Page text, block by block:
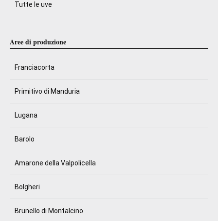
Tutte le uve
Aree di produzione
Franciacorta
Primitivo di Manduria
Lugana
Barolo
Amarone della Valpolicella
Bolgheri
Brunello di Montalcino